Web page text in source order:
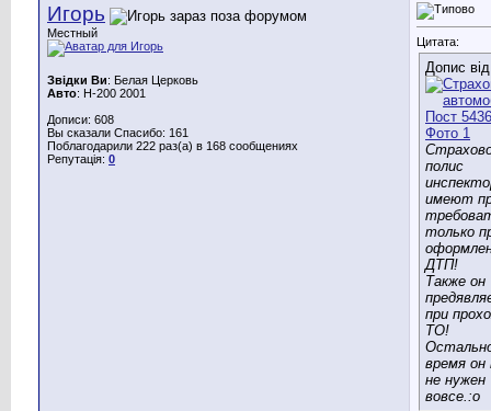
Игорь
Местный
Звідки Ви: Белая Церковь
Авто: H-200 2001
Дописи: 608
Вы сказали Спасибо: 161
Поблагодарили 222 раз(а) в 168 сообщениях
Репутація: 0
Цитата:
Допис
полис
имеют
только
ДТП!
Также он
при
ТО!
время он
не нужен
вовсе.:o